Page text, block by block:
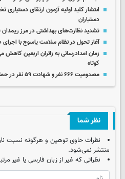
دستیاران
تشدید نظارت‌های بهداشتی در مرز ریمدان
آغاز تحول در نظام سلامت یاسوج با
زمان امدادرسانی به زائران اربعین کاهش
کوتاه
مصدومیت ۶۶۶ نفر و شهادت ۵۹ نفر در حملات آمریکا به کشور
نظر شما
نظرات حاوی توهین و هرگونه نسبت
منتشر نمی‌شود.
نظراتی که غیر از زبان فارسی یا غیر